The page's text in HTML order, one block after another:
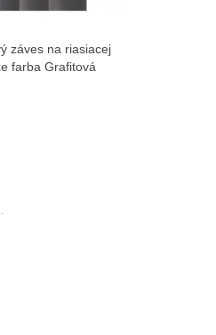
Zobraziť viac
záves na riasiacej
farba Grafitová